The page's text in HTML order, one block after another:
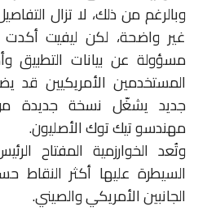
وبالرغم من ذلك، لا تزال
مسؤولة عن بيانات التطبيق
المستخدمين الأمريكيين قد
جديد يشغّل نسخة جديدة من
مهندسو تيك توك الأصليون.
وتُعد الخوارزمية المفتاح
السيطرة عليها أكثر النقاط
الجانبين الأمريكي والصيني.